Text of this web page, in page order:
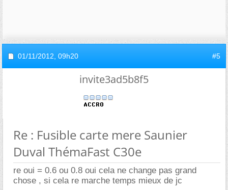
01/11/2012, 09h20 #5
invite3ad5b8f5
Re : Fusible carte mere Saunier
Duval ThémaFast C30e
re oui = 0.6 ou 0.8 oui cela ne change pas grand
chose , si cela re marche temps mieux de jc